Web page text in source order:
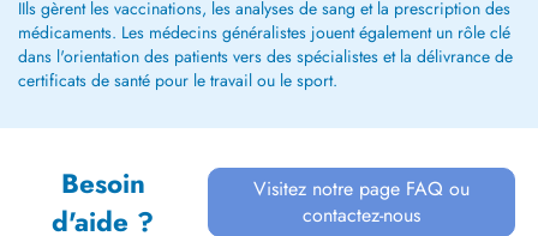
IIls gèrent les vaccinations, les analyses de sang et la prescription des
médicaments. Les médecins généralistes jouent également un rôle clé
dans l'orientation des patients vers des spécialistes et la délivrance de
certificats de santé pour le travail ou le sport.
Besoin
d'aide ?
Visitez notre page FAQ ou
contactez-nous